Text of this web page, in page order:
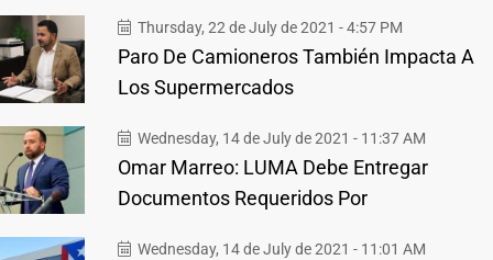
Thursday, 22 de July de 2021 - 4:57 PM
Paro De Camioneros También Impacta A
Los Supermercados
Wednesday, 14 de July de 2021 - 11:37 AM
Omar Marreo: LUMA Debe Entregar
Documentos Requeridos Por
Wednesday, 14 de July de 2021 - 11:01 AM